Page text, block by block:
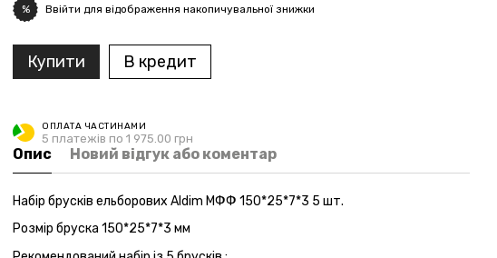
% Ввійти для відображення накопичувальної знижки
Купити В кредит
ОПЛАТА ЧАСТИНАМИ
5 платежів по 1 975.00 грн
Опис Новий відгук або коментар
Набір брусків ельборових Aldim МФФ 150*25*7*3 5 шт.
Розмір бруска 150*25*7*3 мм